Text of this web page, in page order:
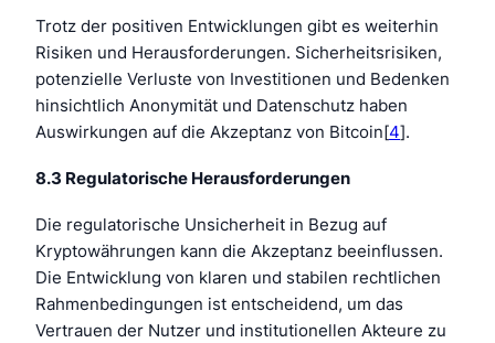
Trotz der positiven Entwicklungen gibt es weiterhin
Risiken und Herausforderungen. Sicherheitsrisiken,
potenzielle Verluste von Investitionen und Bedenken
hinsichtlich Anonymität und Datenschutz haben
Auswirkungen auf die Akzeptanz von Bitcoin[4].
8.3 Regulatorische Herausforderungen
Die regulatorische Unsicherheit in Bezug auf
Kryptowährungen kann die Akzeptanz beeinflussen.
Die Entwicklung von klaren und stabilen rechtlichen
Rahmenbedingungen ist entscheidend, um das
Vertrauen der Nutzer und institutionellen Akteure zu